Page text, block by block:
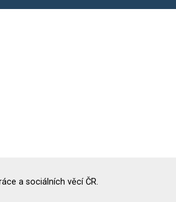
a sociálních věcí ČR.